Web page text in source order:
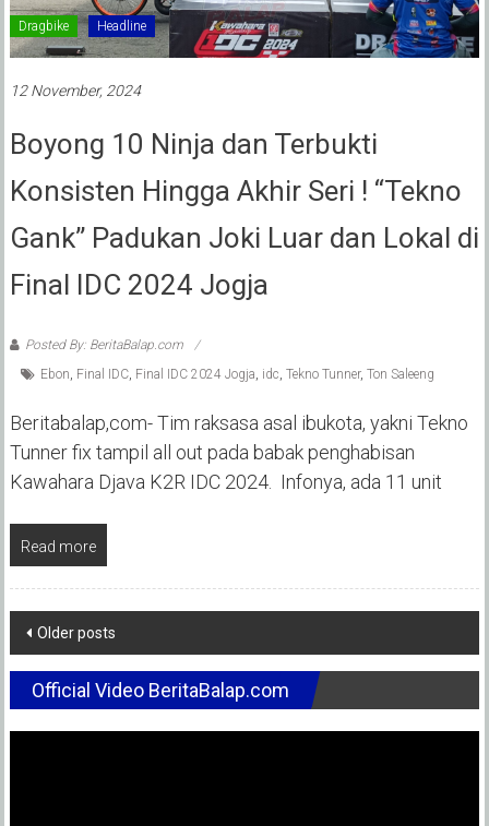
Dragbike Headline
12 November, 2024
Boyong 10 Ninja dan Terbukti
Konsisten Hingga Akhir Seri ! “Tekno
Gank” Padukan Joki Luar dan Lokal di
Final IDC 2024 Jogja
Posted By: BeritaBalap.com
Ebon Final IDC, Final IDC 2024 Jogja idc Tekno Tunner, Ton Saleeng
Beritabalap,com- Tim raksasa asal ibukota, yakni Tekno
Tunner fix tampil all out pada babak penghabisan
Kawahara Djava K2R IDC 2024. Infonya, ada 11 unit
Read more
Posts
navigation
Older posts
Official Video BeritaBalap.com